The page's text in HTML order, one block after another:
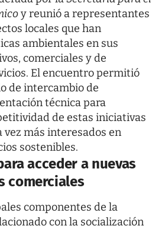
y reunió a representantes
locales que han
ambientales en sus
comerciales y de
El encuentro permitió
de intercambio de
técnica para
de estas iniciativas
vez más interesados en
sostenibles.
acceder a nuevas
comerciales
componentes de la
con la socialización